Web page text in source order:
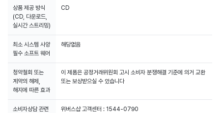
상품 제공 방식
(CD, 다운로드,
실시간 스트리밍)
CD
최소 시스템 사양
필수 소프트 웨어
해당없음
청약철회 또는
계약의 해제,
해지에 따른 효과
이 제품은 공정거래위원회 고시 소비자 분쟁해결 기준에 의거 교환
또는 보상받으실 수 있습니다
소비자상담 관련
위버스샵 고객센터 : 1544-0790